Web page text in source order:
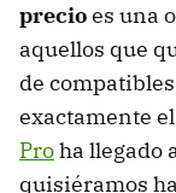
precioes una
aquellos que
de
exactamente
Proha llegado
quisiéramos